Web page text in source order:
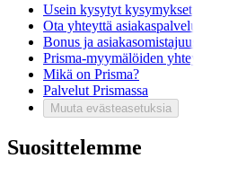
Usein kysytyt kysymykset
Ota yhteyttä asiakaspalveluun
Bonus ja asiakasomistajuus
Prisma-myymälöiden yhteystiedot
Mikä on Prisma?
Palvelut Prismassa
Muuta evästeasetuksia
Suosittelemme